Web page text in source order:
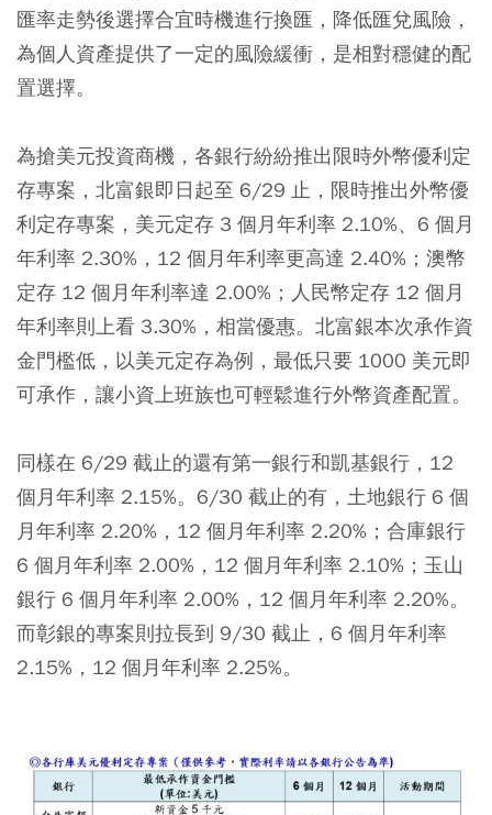
匯率走勢後選擇合宜時機進行換匯，降低匯兌風險，
為個人資產提供了一定的風險緩衝，是相對穩健的配
置選擇。
為搶美元投資商機，各銀行紛紛推出限時外幣優利定
存專案，北富銀即日起至 6/29 止，限時推出外幣優
利定存專案，美元定存 3 個月年利率 2.10%、6 個月
年利率 2.30%，12 個月年利率更高達 2.40%；澳幣
定存 12 個月年利率達 2.00%；人民幣定存 12 個月
年利率則上看 3.30%，相當優惠。北富銀本次承作資
金門檻低，以美元定存為例，最低只要 1000 美元即
可承作，讓小資上班族也可輕鬆進行外幣資產配置。
同樣在 6/29 截止的還有第一銀行和凱基銀行，12
個月年利率 2.15%。6/30 截止的有，土地銀行 6 個
月年利率 2.20%，12 個月年利率 2.20%；合庫銀行
6 個月年利率 2.00%，12 個月年利率 2.10%；玉山
銀行 6 個月年利率 2.00%，12 個月年利率 2.20%。
而彰銀的專案則拉長到 9/30 截止，6 個月年利率
2.15%，12 個月年利率 2.25%。